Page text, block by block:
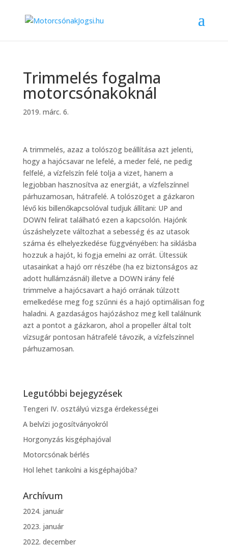
Trimmelés fogalma
motorcsónakoknál
2019. márc. 6.
A trimmelés, azaz a tolószög beállítása azt jelenti,
hogy a hajócsavar ne lefelé, a meder felé, ne pedig
felfelé, a vízfelszín felé tolja a vizet, hanem a
legjobban hasznosítva az energiát, a vízfelszínnel
párhuzamosan, hátrafelé. A tolószöget a gázkaron
lévő kis billenőkapcsolóval tudjuk állítani: UP and
DOWN felirat található ezen a kapcsolón. Hajónk
úszáshelyzete változhat a sebesség és az utasok
száma és elhelyezkedése függvényében: ha siklásba
hozzuk a hajót, ki fogja emelni az orrát. Ültessük
utasainkat a hajó orr részébe (ha ez biztonságos az
adott hullámzásnál) illetve a DOWN irány felé
trimmelve a hajócsavart a hajó orrának túlzott
emelkedése meg fog szűnni és a hajó optimálisan fog
haladni. A gazdaságos hajózáshoz meg kell találnunk
azt a pontot a gázkaron, ahol a propeller által tolt
vízsugár pontosan hátrafelé távozik, a vízfelszínnel
párhuzamosan.
Legutóbbi bejegyzések
Tengeri IV. osztályú vizsga érdekességei
A belvízi jogosítványokról
Horgonyzás kisgéphajóval
Motorcsónak bérlés
Hol lehet tankolni a kisgéphajóba?
Archívum
2024. január
2023. január
2022. december